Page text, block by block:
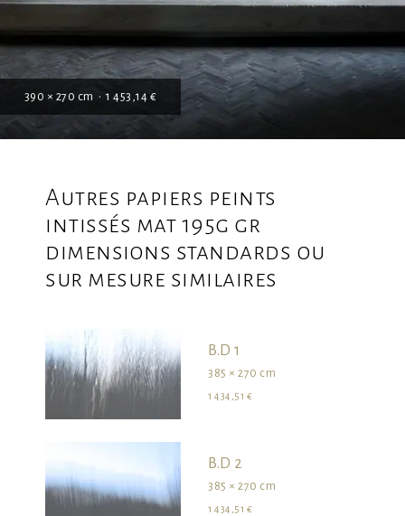
390 × 270 cm • 1 453,14 €
Autres papiers peints
intissés mat 195g gr
dimensions standards ou
sur mesure similaires
B.D 1
385 × 270 cm
1 434,51 €
B.D 2
385 × 270 cm
1 434,51 €